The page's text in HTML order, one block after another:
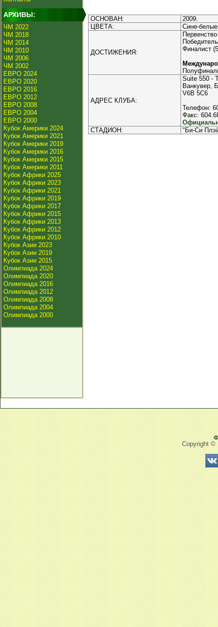
АРХИВЫ:
ЧМ 2022
ЧМ 2018
ЧМ 2014
ЧМ 2010
ЧМ 2006
ЧМ 2002
ЕВРО 2024
ЕВРО 2020
ЕВРО 2016
ЕВРО 2012
ЕВРО 2008
ЕВРО 2004
ЕВРО 2000
Кубок Америки 2024
Кубок Америки 2021
Кубок Америки 2019
Кубок Америки 2016
Кубок Америки 2015
Кубок Америки 2011
Кубок Африки 2025
Кубок Африки 2023
Кубок Африки 2021
Кубок Африки 2019
Кубок Африки 2017
Кубок Африки 2015
Кубок Африки 2013
Кубок Африки 2012
Кубок Африки 2010
Кубок Азии 2023
Кубок Азии 2019
Кубок Азии 2015
Олимпиада 2024
Олимпиада 2020
Олимпиада 2016
Олимпиада 2012
Олимпиада 2008
Олимпиада 2004
Олимпиада 2000
ОСНОВАН:
2009.
ЦВЕТА:
Сине-
ДОСТИЖЕНИЯ:
Финалист
АДРЕС КЛУБА:
Suite 550 -
Ванкувер,
V6B 5C6
Телефон:
Факс:
СТАДИОН:
"Би-Си
Copyright ©